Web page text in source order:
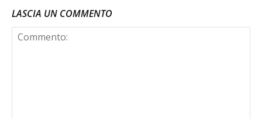
LASCIA UN COMMENTO